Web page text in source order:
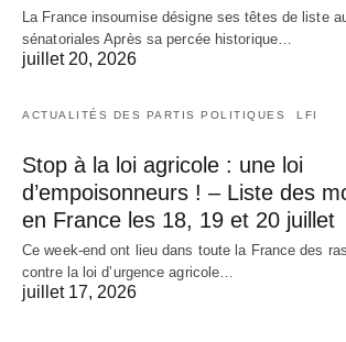
La France insoumise désigne ses têtes de liste
sénatoriales Après sa percée historique…
juillet 20, 2026
ACTUALITÉS DES PARTIS POLITIQUES LFI
Stop à la loi agricole : une loi
d’empoisonneurs ! – Liste des
en France les 18, 19 et 20 juillet
Ce week-end ont lieu dans toute la France des
contre la loi d’urgence agricole…
juillet 17, 2026